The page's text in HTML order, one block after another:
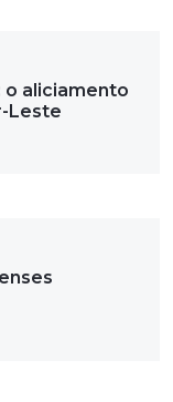
o aliciamento
Leste